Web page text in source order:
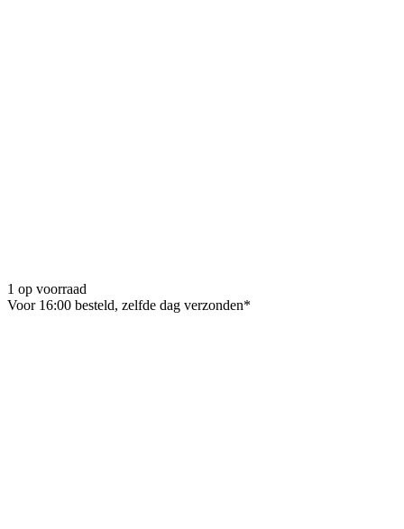
1 op voorraad
Voor 16:00 besteld, zelfde dag verzonden*